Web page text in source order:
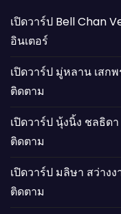
เปิดวาร์ป Bell Chan
อินเตอร์
เปิดวาร์ป มู่หลาน เสก
ติดตาม
เปิดวาร์ป นุ้งนิ้ง ชลธิด
ติดตาม
เปิดวาร์ป มลิษา สว่าง
ติดตาม